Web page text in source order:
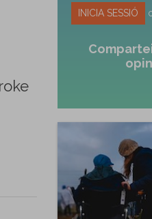
INICIA SESSIÓ